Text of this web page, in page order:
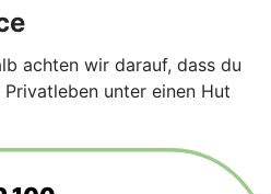
achten wir darauf, dass du
unter einen Hut